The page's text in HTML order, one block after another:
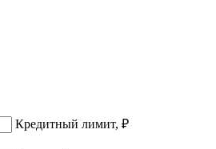
Кредитный лимит, ₽